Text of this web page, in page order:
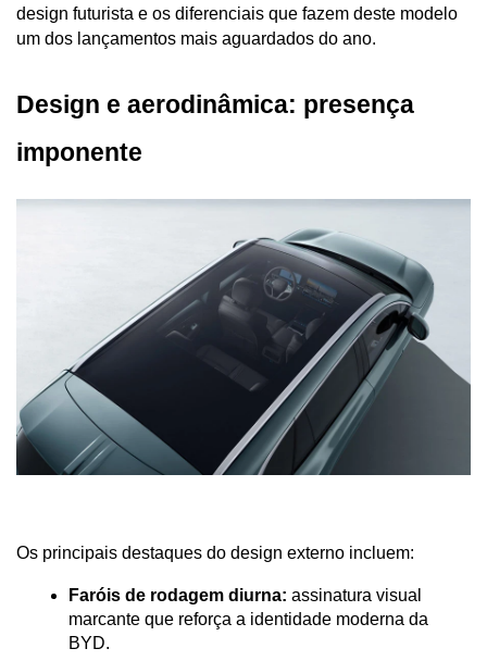
design futurista e os diferenciais que fazem deste modelo
um dos lançamentos mais aguardados do ano.
Design e aerodinâmica: presença
imponente
Os principais destaques do design externo incluem:
Faróis de rodagem diurna: assinatura visual
marcante que reforça a identidade moderna da
BYD.